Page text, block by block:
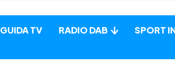
GUIDA TV RADIO DAB SPORT